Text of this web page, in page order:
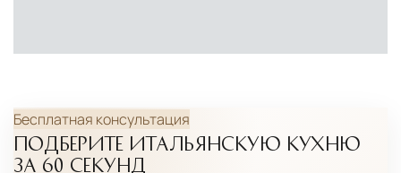
Распаковка и расстановка
распаковывают товар и устанавливают его в
Бесплатная консультация
ПОДБЕРИТЕ ИТАЛЬЯНСКУЮ КУХНЮ
ЗА 60 СЕКУНД